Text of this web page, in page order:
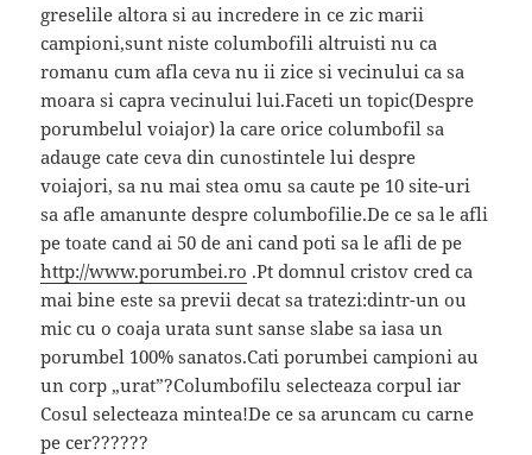
greselile altora si au incredere in ce zic marii
campioni,sunt niste columbofili altruisti nu ca
romanu cum afla ceva nu ii zice si vecinului ca sa
moara si capra vecinului lui.Faceti un topic(Despre
porumbelul voiajor) la care orice columbofil sa
adauge cate ceva din cunostintele lui despre
voiajori, sa nu mai stea omu sa caute pe 10 site-uri
sa afle amanunte despre columbofilie.De ce sa le afli
pe toate cand ai 50 de ani cand poti sa le afli de pe
http://www.porumbei.ro .Pt domnul cristov cred ca
mai bine este sa previi decat sa tratezi:dintr-un ou
mic cu o coaja urata sunt sanse slabe sa iasa un
porumbel 100% sanatos.Cati porumbei campioni au
un corp „urat”?Columbofilu selecteaza corpul iar
Cosul selecteaza mintea!De ce sa aruncam cu carne
pe cer??????